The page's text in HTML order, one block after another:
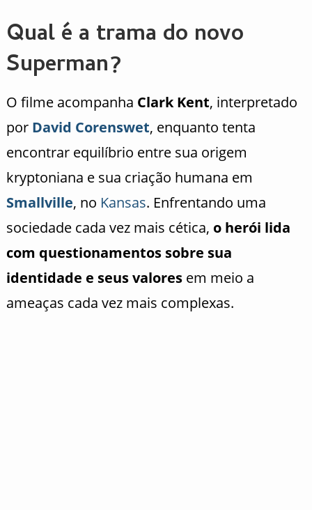
Qual é a trama do novo
Superman?
O filme acompanha Clark Kent, interpretado
por David Corenswet, enquanto tenta
encontrar equilíbrio entre sua origem
kryptoniana e sua criação humana em
Smallville, no Kansas. Enfrentando uma
sociedade cada vez mais cética, o herói lida
com questionamentos sobre sua
identidade e seus valoresem meio a
ameaças cada vez mais complexas.